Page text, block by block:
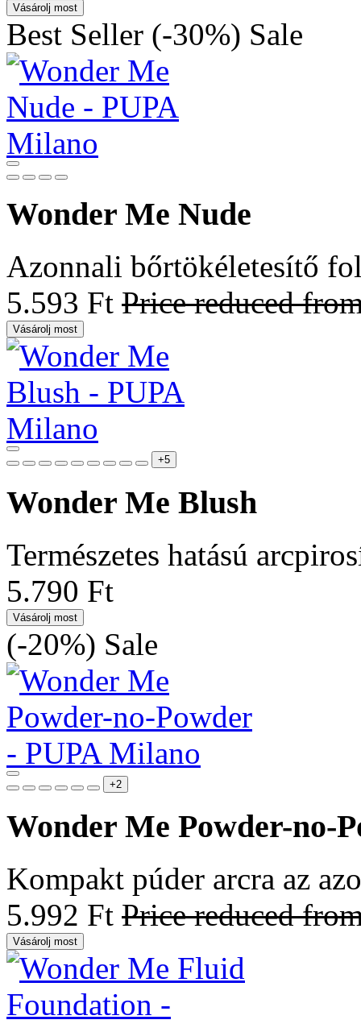
Vásárolj most
Best Seller (-30%) Sale
Wonder Me Nude
Azonnali bőrtökéletesítő
5.593 Ft Price reduced
Vásárolj most
+5
Wonder Me Blush
Természetes hatású
5.790 Ft
Vásárolj most
(-20%) Sale
+2
Wonder Me Powder-no-
Kompakt púder arcra az
5.992 Ft Price reduced
Vásárolj most